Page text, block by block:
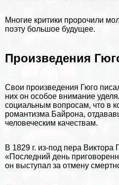
Многие критики пророчили
поэту большое будущее.
Произведения
Свои произведения Гюго
них он особое внимание
социальным вопросам, что в
романтизма Байрона,
человеческим качествам.
В 1829 г. из-под пера
«Последний день
он выступал за отмену